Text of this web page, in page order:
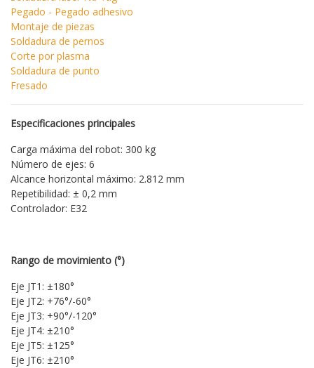
Pegado - Pegado adhesivo
Montaje de piezas
Soldadura de pernos
Corte por plasma
Soldadura de punto
Fresado
Especificaciones principales
Carga máxima del robot: 300 kg
Número de ejes: 6
Alcance horizontal máximo: 2.812 mm
Repetibilidad: ± 0,2 mm
Controlador: E32
Rango de movimiento (°)
Eje JT1: ±180°
Eje JT2: +76°/-60°
Eje JT3: +90°/-120°
Eje JT4: ±210°
Eje JT5: ±125°
Eje JT6: ±210°